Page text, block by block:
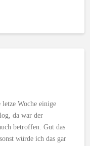
Woche einige
da war der
betroffen. Gut das
würde ich das gar